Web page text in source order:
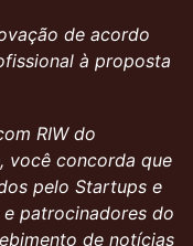
de acordo
à proposta
RIW do
você concorda que
pelo Startups e
patrocinadores do
de notícias